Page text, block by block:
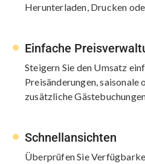
Herunterladen, Drucken
Einfache
Steigern Sie den Umsatz
Preisänderungen, saisonale
zusätzliche
Schnellansichten
Überprüfen Sie